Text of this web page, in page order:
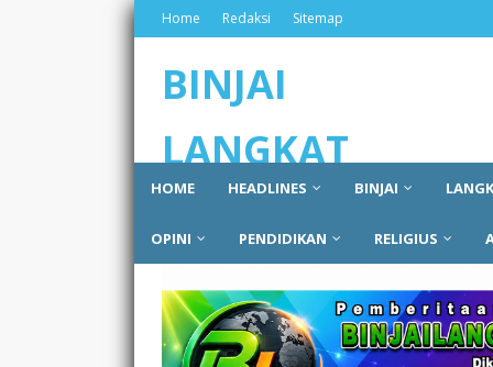
Home Redaksi Sitemap
BINJAI
LANGKAT
HOME HEADLINES BINJAI
OPINI PENDIDIKAN RELIGIUS